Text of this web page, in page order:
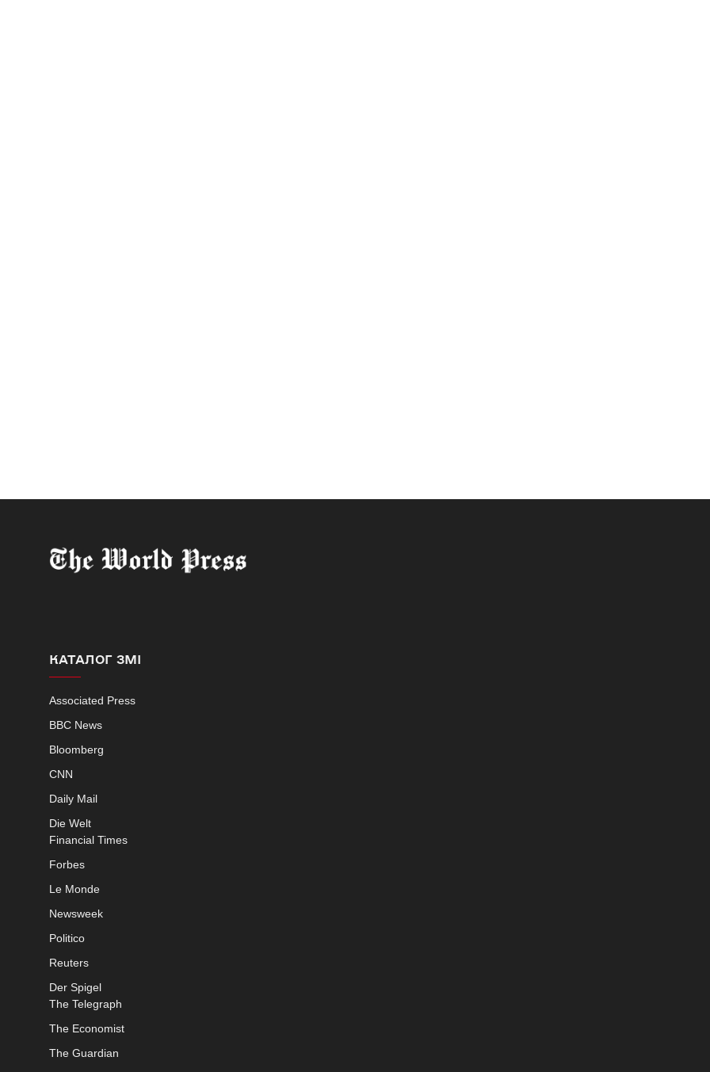
КАТАЛОГ ЗМІ
Associated Press
BBC News
Bloomberg
CNN
Daily Mail
Die Welt
Financial Times
Forbes
Le Monde
Newsweek
Politico
Reuters
Der Spigel
The Telegraph
The Economist
The Guardian